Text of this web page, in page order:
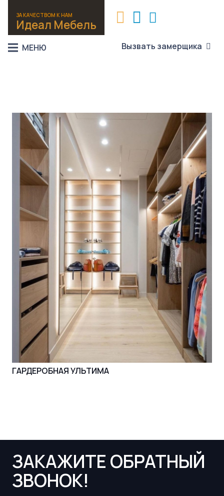
ЗА КАЧЕСТВОМ К НАМ
Идеал Мебель
МЕНЮ Вызвать замерщика
ГАРДЕРОБНАЯ УЛЬТИМА
ЗАКАЖИТЕ ОБРАТНЫЙ
ЗВОНОК!